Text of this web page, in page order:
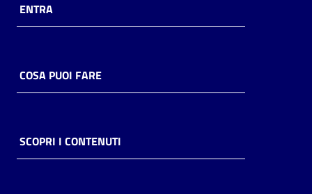
Risorse
online
Casa
Piani
ENTRA
COSA PUOI FARE
SCOPRI I CONTENUTI